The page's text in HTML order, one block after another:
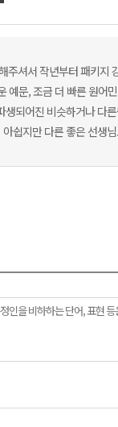
주셔서 작년부터 패키
예문, 조금 더 빠른 원
되어진 비슷하거나 다
쉽지만 다른 좋은 선생